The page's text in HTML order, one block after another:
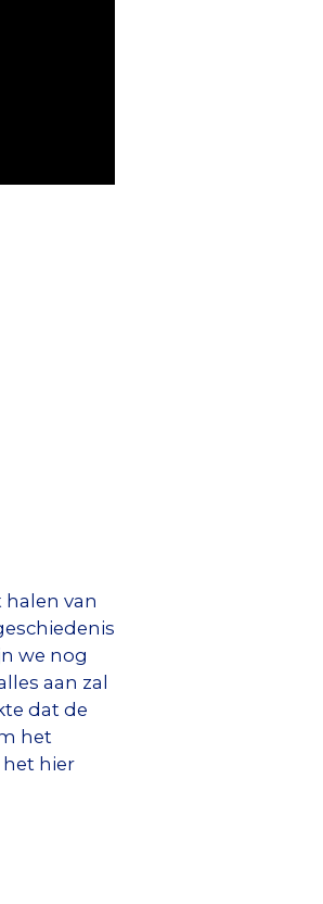
halen van
we nog
aan zal
dat de
het
hier